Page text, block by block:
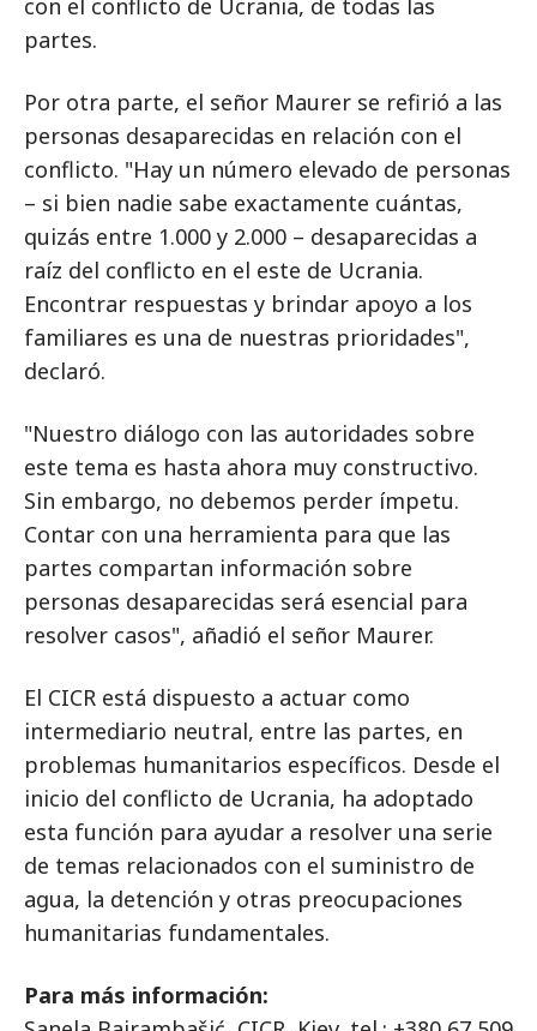
con el conflicto de Ucrania, de todas las
partes.
Por otra parte, el señor Maurer se refirió a las
personas desaparecidas en relación con el
conflicto. "Hay un número elevado de personas
– si bien nadie sabe exactamente cuántas,
quizás entre 1.000 y 2.000 – desaparecidas a
raíz del conflicto en el este de Ucrania.
Encontrar respuestas y brindar apoyo a los
familiares es una de nuestras prioridades",
declaró.
"Nuestro diálogo con las autoridades sobre
este tema es hasta ahora muy constructivo.
Sin embargo, no debemos perder ímpetu.
Contar con una herramienta para que las
partes compartan información sobre
personas desaparecidas será esencial para
resolver casos", añadió el señor Maurer.
El CICR está dispuesto a actuar como
intermediario neutral, entre las partes, en
problemas humanitarios específicos. Desde el
inicio del conflicto de Ucrania, ha adoptado
esta función para ayudar a resolver una serie
de temas relacionados con el suministro de
agua, la detención y otras preocupaciones
humanitarias fundamentales.
Para más información: